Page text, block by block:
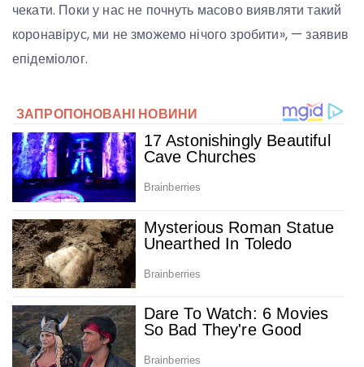
чекати. Поки у нас не почнуть масово виявляти такий
коронавірус, ми не зможемо нічого зробити», — заявив
епідеміолог.